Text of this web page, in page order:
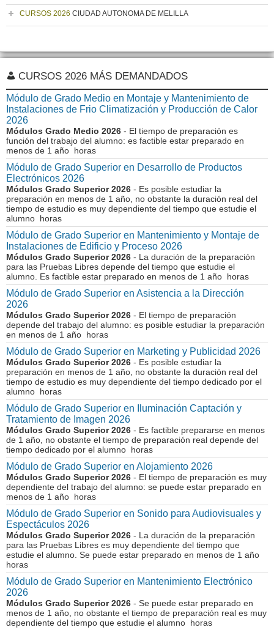
CURSOS 2026 CIUDAD AUTONOMA DE MELILLA
CURSOS 2026 MÁS DEMANDADOS
Módulo de Grado Medio en Montaje y Mantenimiento de
Instalaciones de Frio Climatización y Producción de Calor
2026
Módulos Grado Medio 2026 - El tiempo de preparación es
función del trabajo del alumno: es factible estar preparado en
menos de 1 año horas
Módulo de Grado Superior en Desarrollo de Productos
Electrónicos 2026
Módulos Grado Superior 2026 - Es posible estudiar la
preparación en menos de 1 año, no obstante la duración real del
tiempo de estudio es muy dependiente del tiempo que estudie el
alumno horas
Módulo de Grado Superior en Mantenimiento y Montaje de
Instalaciones de Edificio y Proceso 2026
Módulos Grado Superior 2026 - La duración de la preparación
para las Pruebas Libres depende del tiempo que estudie el
alumno. Es factible estar preparado en menos de 1 año horas
Módulo de Grado Superior en Asistencia a la Dirección
2026
Módulos Grado Superior 2026 - El tiempo de preparación
depende del trabajo del alumno: es posible estudiar la preparación
en menos de 1 año horas
Módulo de Grado Superior en Marketing y Publicidad 2026
Módulos Grado Superior 2026 - Es posible estudiar la
preparación en menos de 1 año, no obstante la duración real del
tiempo de estudio es muy dependiente del tiempo dedicado por el
alumno horas
Módulo de Grado Superior en Iluminación Captación y
Tratamiento de Imagen 2026
Módulos Grado Superior 2026 - Es factible prepararse en menos
de 1 año, no obstante el tiempo de preparación real depende del
tiempo dedicado por el alumno horas
Módulo de Grado Superior en Alojamiento 2026
Módulos Grado Superior 2026 - El tiempo de preparación es muy
dependiente del trabajo del alumno: se puede estar preparado en
menos de 1 año horas
Módulo de Grado Superior en Sonido para Audiovisuales y
Espectáculos 2026
Módulos Grado Superior 2026 - La duración de la preparación
para las Pruebas Libres es muy dependiente del tiempo que
estudie el alumno. Se puede estar preparado en menos de 1 año
horas
Módulo de Grado Superior en Mantenimiento Electrónico
2026
Módulos Grado Superior 2026 - Se puede estar preparado en
menos de 1 año, no obstante el tiempo de preparación real es muy
dependiente del tiempo que estudie el alumno horas